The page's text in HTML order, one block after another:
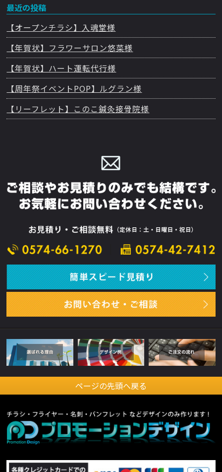
最近の投稿
【オープンチラシ】入魂堂様
【年賀状】フラワーサロン悠菜様
【年賀状】ハート運転代行様
【周年祭イベントPOP】ルグラン様
【リーフレット】このこ鍼灸接骨院様
ページの先頭へ戻る